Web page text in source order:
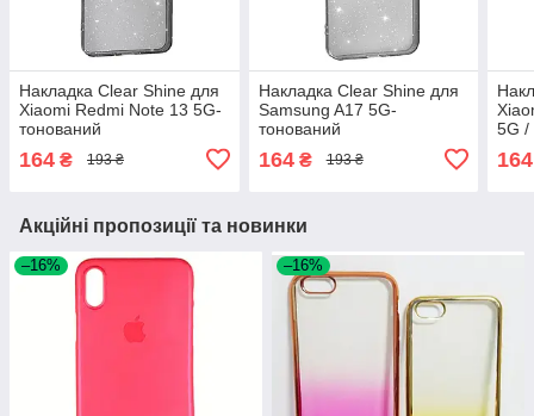
Накладка Clear Shine для
Xiaomi Redmi Note 13 5G-
тонований
164 ₴ 193 ₴
Накладка Clear Shine для
Samsung A17 5G-
тонований
164₴ 193 ₴
5G /
164
Акційні пропозиції та новинки
–16% –16%